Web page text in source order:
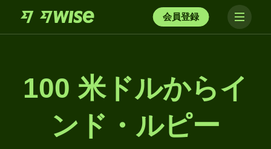
会員登録
100 米ドルからイ
ンド・ルピー